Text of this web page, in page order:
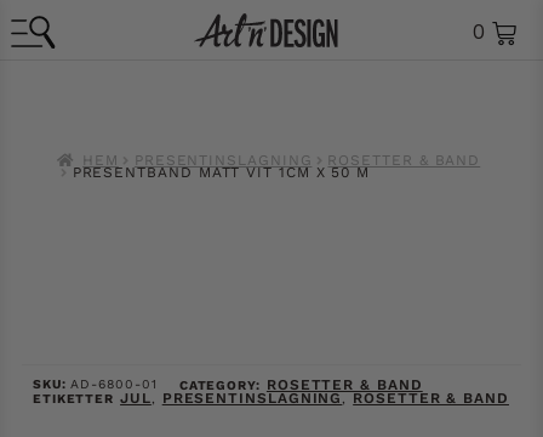
0
HEM PRESENTINSLAGNING ROSETTER & BAND
PRESENTBAND MATT VIT 1CM X 50 M
SKU: AD-6800-01 CATEGORY: ROSETTER & BAND
ETIKETTER JUL PRESENTINSLAGNING ROSETTER & BAND